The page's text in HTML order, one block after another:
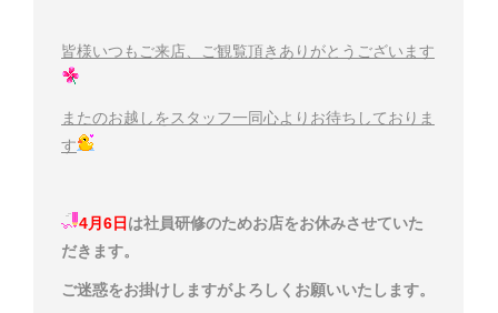
皆様いつもご来店、ご観覧頂きありがとうございます
またのお越しをスタッフ一同心よりお待ちしておりま
す
4月6日 は社員研修のためお店をお休みさせていた
だきます。
ご迷惑をお掛けしますがよろしくお願いいたします。